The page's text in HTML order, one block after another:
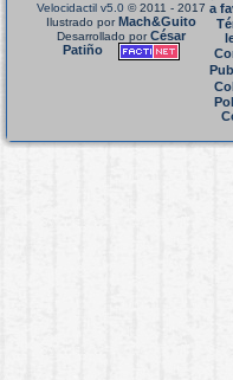
Velocidactil v5.0 © 2011 - 2017
Ilustrado porMach&Guito
Desarrollado porCésar
Patiño
a